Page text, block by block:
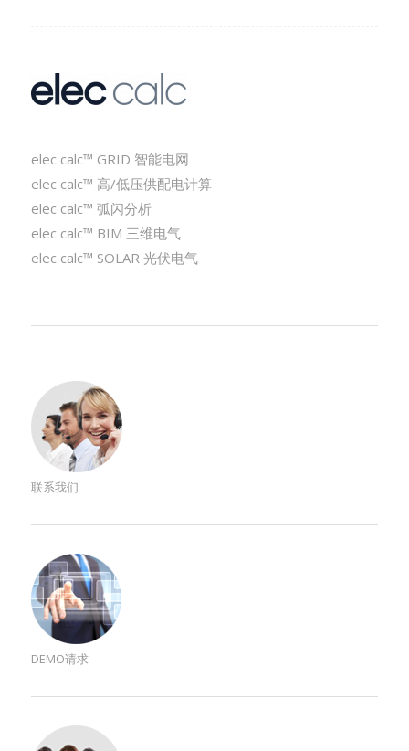
elec calc™ GRID 智能电网
elec calc™ 高/低压供配电计算
elec calc™ 弧闪分析
elec calc™ BIM 三维电气
elec calc™ SOLAR 光伏电气
联系我们
DEMO请求